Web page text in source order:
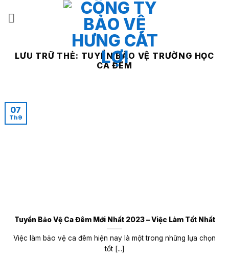
LƯU TRỮ THẺ: TUYỂN BẢO VỆ TRƯỜNG HỌC
CA ĐÊM
Tuyển Bảo Vệ Ca Đêm Mới Nhất 2023 – Việc Làm Tốt Nhất
Việc làm bảo vệ ca đêm hiện nay là một trong những lựa chọn
tốt [...]
07
Th9